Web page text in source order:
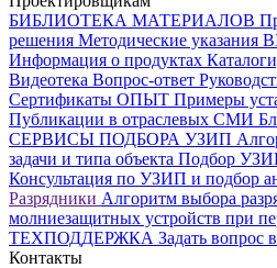
БИБЛИОТЕКА МАТЕРИАЛОВ
решения Методические указания
Информация о продуктах
Видеотека Вопрос-ответ
Сертификаты ОПЫТ Примеры
Публикации в отраслевых СМИ
СЕРВИСЫ ПОДБОРА УЗИП
задачи и типа объекта Подбор
Консультация по УЗИП и подбор
Разрядники Алгоритм выбора
молниезащитных устройств при
ТЕХПОДДЕРЖКА Задать вопрос
Контакты